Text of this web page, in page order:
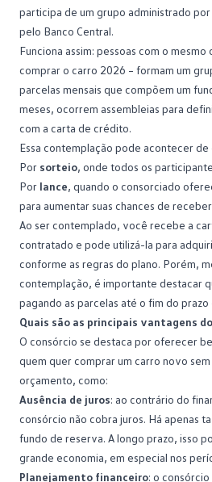
participa de um grupo administrado
pelo Banco Central.
Funciona assim: pessoas com o
comprar o carro 2026 – formam um
parcelas mensais que compõem um
meses, ocorrem assembleias para
com a carta de crédito.
Essa contemplação pode acontecer de
Por sorteio, onde todos os
Por lance, quando o consorciado
para aumentar suas chances de
Ao ser contemplado, você recebe a
contratado e pode utilizá-la para
conforme as regras do plano. Porém,
contemplação, é importante destacar
pagando as parcelas até o fim do
Quais são as principais vantagens
O consórcio se destaca por oferecer
quem quer comprar um carro novo
orçamento, como:
Ausência de juros: ao contrário do
consórcio não cobra juros. Há apenas
fundo de reserva. A longo prazo, isso
grande economia, em especial nos
Planejamento financeiro: o